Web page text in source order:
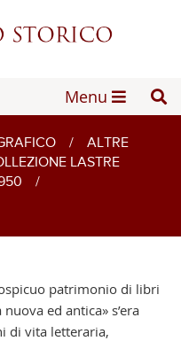
Menu
/
ALTRE
LASTRE
/
patrimonio di libri
ed antica» s’era
di vita letteraria,